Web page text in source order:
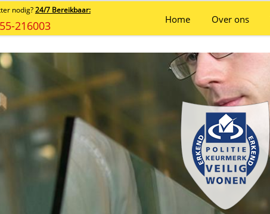
nodig?24/7 Bereikbaar:
216003 Home Over ons